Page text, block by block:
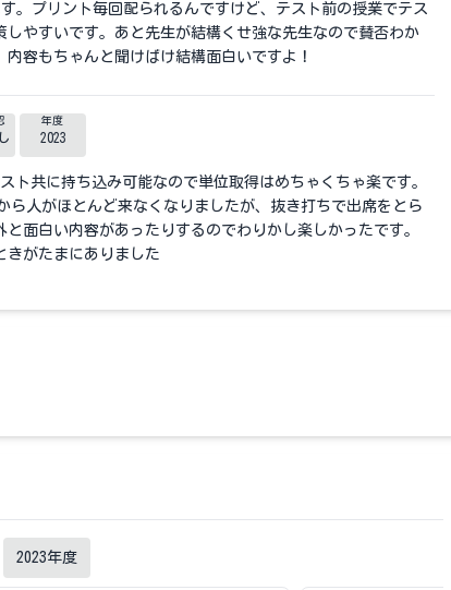
。プリント毎回配られるんですけど、テスト前の授業でテス
しやすいです。あと先生が結構くせ強な先生なので賛否わか
容もちゃんと聞けばけ結構面白いですよ！
年度
2023
ト共に持ち込み可能なので単位取得はめちゃくちゃ楽です。
ら人がほとんど来なくなりましたが、抜き打ちで出席をとら
面白い内容があったりするのでわりかし楽しかったです。
きがたまにありました
2023年度